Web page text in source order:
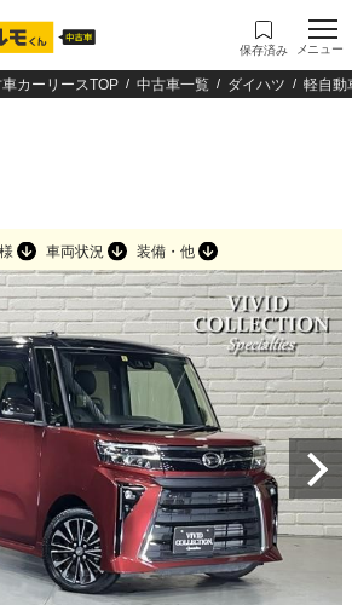
保存済み メニュー
カーリースTOP 中古車一覧 ダイハツ 軽自動
車両状況 装備・他